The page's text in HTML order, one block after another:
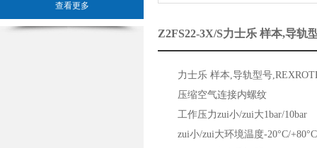
查看更多
Z2FS22-3X/S力士乐 样本,导
力士乐 样本,导轨型号
压缩空气连接内螺纹
工作压力zui小/zui大1bar/10bar
zui小/zui大环境温度-20°C/+80°C